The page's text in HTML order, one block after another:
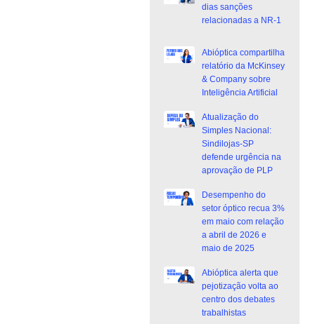
dias sanções
relacionadas a NR-1
Abióptica compartilha
relatório da McKinsey
& Company sobre
Inteligência Artificial
Atualização do
Simples Nacional:
Sindilojas-SP
defende urgência na
aprovação de PLP
Desempenho do
setor óptico recua 3%
em maio com relação
a abril de 2026 e
maio de 2025
Abióptica alerta que
pejotização volta ao
centro dos debates
trabalhistas